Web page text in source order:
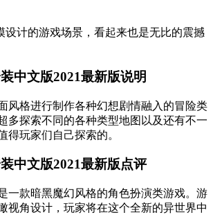
设计的游戏场景，看起来也是无比的震撼
中文版2021最新版说明
风格进行制作各种幻想剧情融入的冒险类
多探索不同的各种类型地图以及还有不一
得玩家们自己探索的。
中文版2021最新版点评
一款暗黑魔幻风格的角色扮演类游戏。游
视角设计，玩家将在这个全新的异世界中